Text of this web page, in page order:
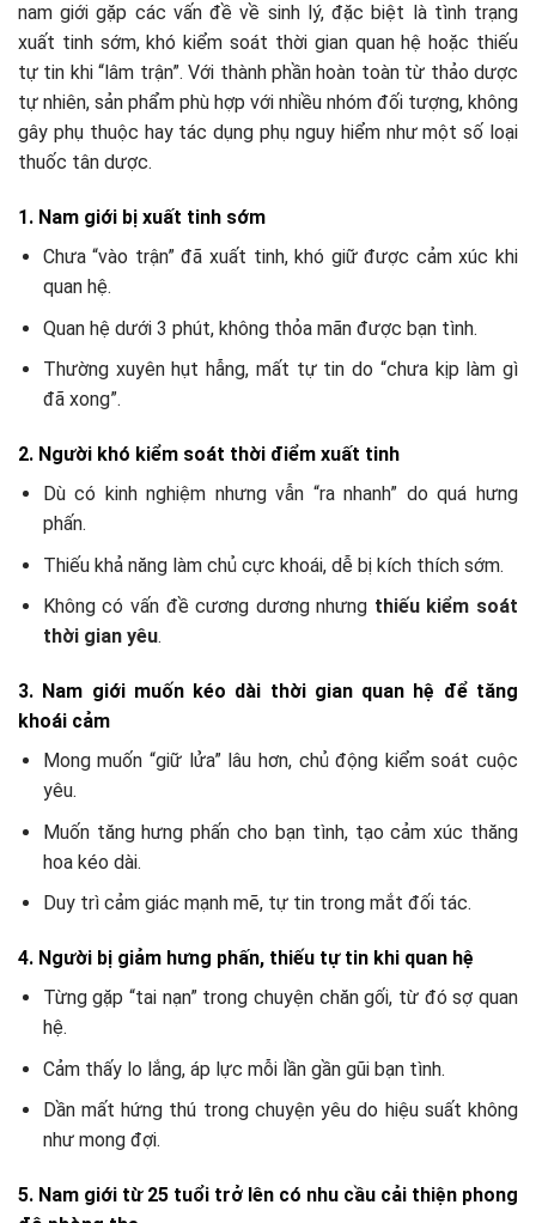
nam giới gặp các vấn đề về sinh lý, đặc biệt là tình trạng
xuất tinh sớm, khó kiểm soát thời gian quan hệ hoặc thiếu
tự tin khi “lâm trận”. Với thành phần hoàn toàn từ thảo dược
tự nhiên, sản phẩm phù hợp với nhiều nhóm đối tượng, không
gây phụ thuộc hay tác dụng phụ nguy hiểm như một số loại
thuốc tân dược.
1. Nam giới bị xuất tinh sớm
Chưa “vào trận” đã xuất tinh, khó giữ được cảm xúc khi
quan hệ.
Quan hệ dưới 3 phút, không thỏa mãn được bạn tình.
Thường xuyên hụt hẫng, mất tự tin do “chưa kịp làm gì
đã xong”.
2. Người khó kiểm soát thời điểm xuất tinh
Dù có kinh nghiệm nhưng vẫn “ra nhanh” do quá hưng
phấn.
Thiếu khả năng làm chủ cực khoái, dễ bị kích thích sớm.
Không có vấn đề cương dương nhưng thiếu kiểm soát
thời gian yêu.
3. Nam giới muốn kéo dài thời gian quan hệ để tăng
khoái cảm
Mong muốn “giữ lửa” lâu hơn, chủ động kiểm soát cuộc
yêu.
Muốn tăng hưng phấn cho bạn tình, tạo cảm xúc thăng
hoa kéo dài.
Duy trì cảm giác mạnh mẽ, tự tin trong mắt đối tác.
4. Người bị giảm hưng phấn, thiếu tự tin khi quan hệ
Từng gặp “tai nạn” trong chuyện chăn gối, từ đó sợ quan
hệ.
Cảm thấy lo lắng, áp lực mỗi lần gần gũi bạn tình.
Dần mất hứng thú trong chuyện yêu do hiệu suất không
như mong đợi.
5. Nam giới từ 25 tuổi trở lên có nhu cầu cải thiện phong